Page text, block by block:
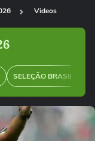
Videos
SELEÇÃO BRASILEIRA